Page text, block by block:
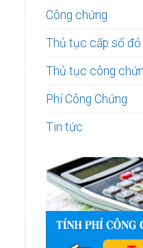
Công chứng
Thủ tục cấp sổ đỏ
Thủ tục công
Phí Công Chứng
Tin tức